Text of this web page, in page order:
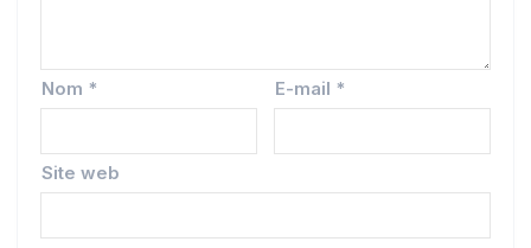
Nom * E-mail *
Site web